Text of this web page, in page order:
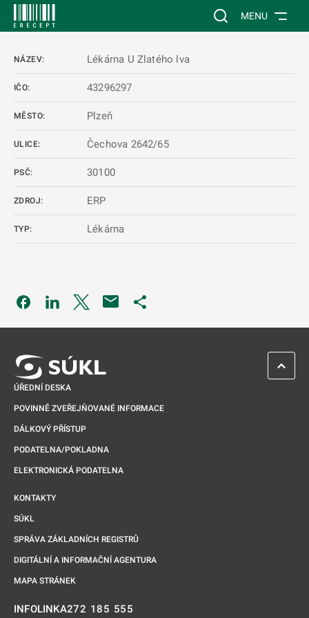
Vyhledávání na
MENU
NÁZEV: Lékárna U Zlatého lva
IČO: 43296297
MĚSTO: Plzeň
ULICE: Čechova 2642/65
PSČ: 30100
ZDROJ: ERP
TYP: Lékárna
Odkaz se otevře na nové kartě
Odkaz se otevře na nové kartě
Odkaz se otevře na nové kartě
ÚŘEDNÍ DESKA
POVINNĚ ZVEŘEJŇOVANÉ INFORMACE
DÁLKOVÝ PŘÍSTUP
PODATELNA/POKLADNA
ELEKTRONICKÁ PODATELNA
KONTAKTY
SÚKL
SPRÁVA ZÁKLADNÍCH REGISTRŮ
DIGITÁLNÍ A INFORMAČNÍ AGENTURA
MAPA STRÁNEK
INFOLINKA272 185 555
ZPĚT